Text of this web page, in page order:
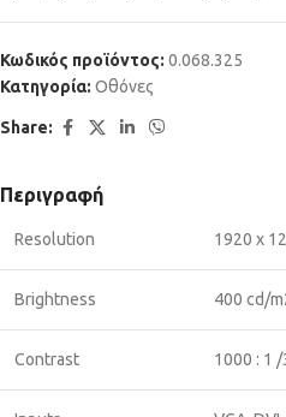
Κωδικός προϊόντος: 0.068.325
Κατηγορία: Οθόνες
Share:
Περιγραφή
Resolution 1920 x
Brightness 400 cd/
Contrast 1000 : 1